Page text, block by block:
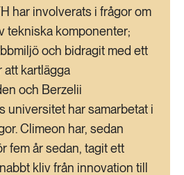
har involverats i frågor om
tekniska komponenter;
och bidragit med ett
att kartlägga
och Berzelii
universitet har samarbetat i
Climeon har, sedan
fem år sedan, tagit ett
kliv från innovation till